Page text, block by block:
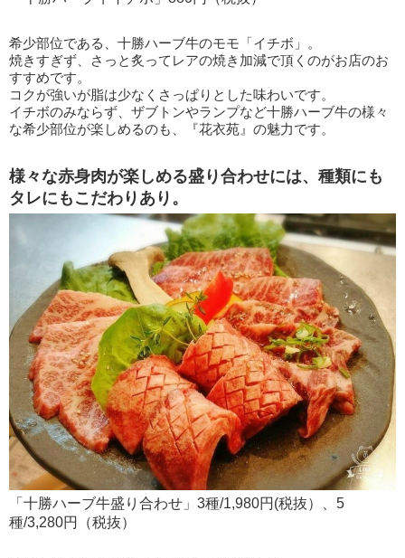
希少部位である、十勝ハーブ牛のモモ「イチボ」。
焼きすぎず、さっと炙ってレアの焼き加減で頂くのがお店のお
すすめです。
コクが強いが脂は少なくさっぱりとした味わいです。
イチボのみならず、ザブトンやランプなど十勝ハーブ牛の様々
な希少部位が楽しめるのも、『花衣苑』の魅力です。
様々な赤身肉が楽しめる盛り合わせには、種類にも
タレにもこだわりあり。
「十勝ハーブ牛盛り合わせ」3種/1,980円(税抜）、5
種/3,280円（税抜）